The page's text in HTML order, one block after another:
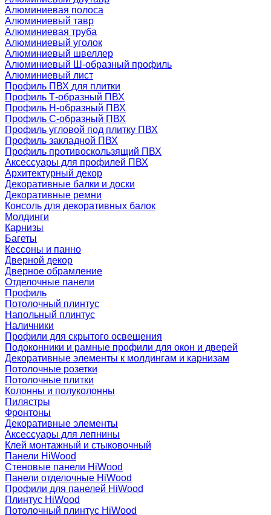
Алюминиевая полоса
Алюминиевый тавр
Алюминиевая труба
Алюминиевый уголок
Алюминиевый швеллер
Алюминиевый Ш-образный профиль
Алюминиевый лист
Профиль ПВХ для плитки
Профиль Т-образный ПВХ
Профиль H-образный ПВХ
Профиль C-образный ПВХ
Профиль угловой под плитку ПВХ
Профиль закладной ПВХ
Профиль противоскользящий ПВХ
Аксессуары для профилей ПВХ
Архитектурный декор
Декоративные балки и доски
Декоративные ремни
Консоль для декоративных балок
Молдинги
Карнизы
Багеты
Кессоны и панно
Дверной декор
Дверное обрамление
Отделочные панели
Профиль
Потолочный плинтус
Напольный плинтус
Наличники
Профили для скрытого освещения
Подоконники и рамные профили для окон и дверей
Декоративные элементы к молдингам и карнизам
Потолочные розетки
Потолочные плитки
Колонны и полуколонны
Пилястры
Фронтоны
Декоративные элементы
Аксессуары для лепнины
Клей монтажный и стыковочный
Панели HiWood
Стеновые панели HiWood
Панели отделочные HiWood
Профили для панелей HiWood
Плинтус HiWood
Потолочный плинтус HiWood